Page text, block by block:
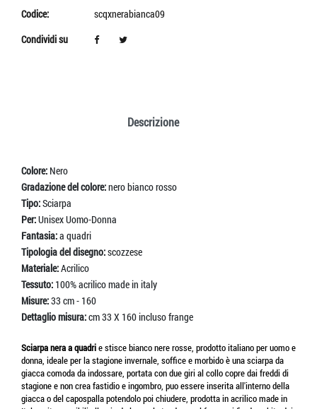
Codice:
scqxnerabianca09
Condividi su
Descrizione
Colore: Nero
Gradazione del colore:nero bianco rosso
Tipo:Sciarpa
Per:Unisex Uomo-Donna
Fantasia:a quadri
Tipologia del disegno:scozzese
Materiale:Acrilico
Tessuto: 100% acrilico made in italy
Misure:33 cm - 160
Dettaglio misura:cm 33 X 160 incluso frange
Sciarpa nera a quadrie stisce bianco nere rosse, prodotto italiano per uomo e
donna, ideale per la stagione invernale, soffice e morbido è una sciarpa da
giacca comoda da indossare, portata con due giri al collo copre dai freddi di
stagione e non crea fastidio e ingombro, puo essere inserita all'interno della
giacca o del capospalla potendolo poi chiudere, prodotta in acrilico made in